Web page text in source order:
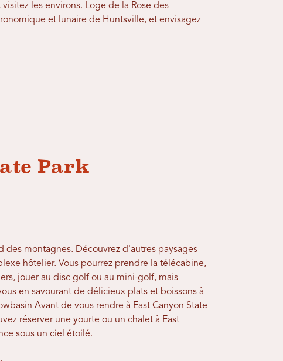
les environs. Loge de la Rose des
et lunaire de Huntsville, et envisagez
Park
des montagnes. Découvrez d'autres paysages
hôtelier. Vous pourrez prendre la télécabine,
jouer au disc golf ou au mini-golf, mais
en savourant de délicieux plats et boissons à
Avant de vous rendre à East Canyon State
réserver une yourte ou un chalet à East
sous un ciel étoilé.